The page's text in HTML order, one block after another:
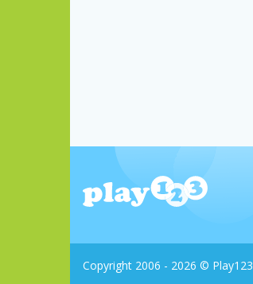
Copyright 2006 - 2026 © Play123